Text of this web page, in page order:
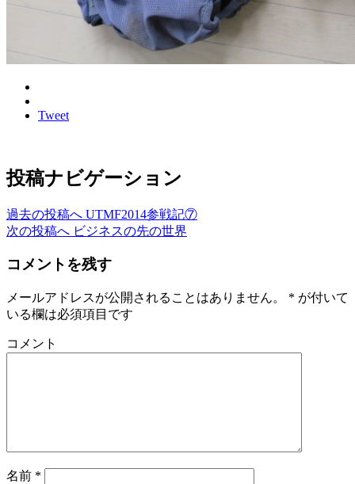
Tweet
投稿ナビゲーション
過去の投稿へ UTMF2014参戦記⑦
次の投稿へ ビジネスの先の世界
コメントを残す
メールアドレスが公開されることはありません。 * が付いて
いる欄は必須項目です
コメント
名前 *